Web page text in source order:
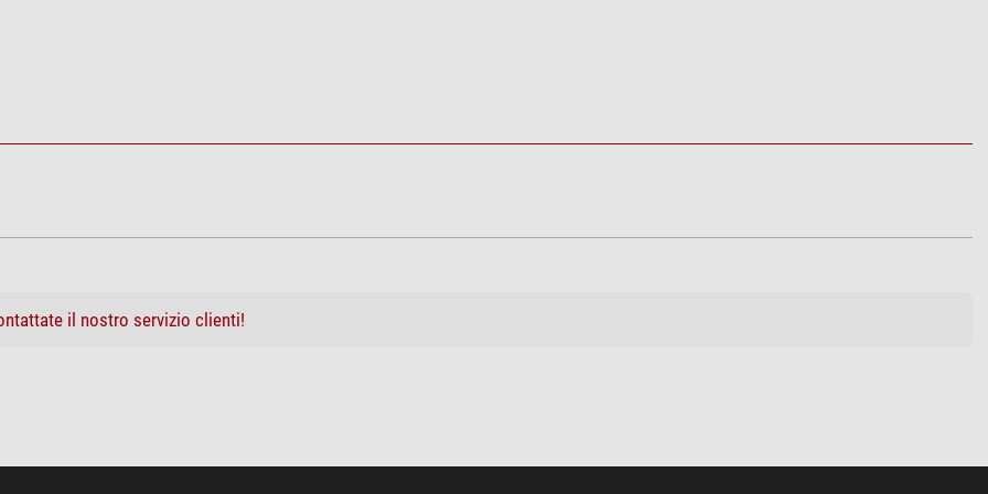
si
nero
68
il nostro servizio clienti!